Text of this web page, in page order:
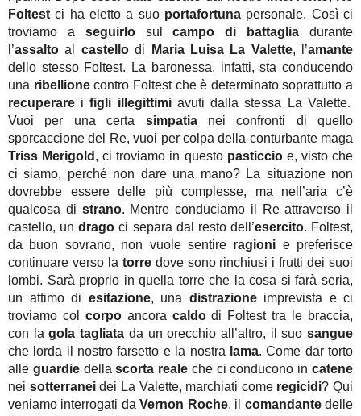
Foltest ci ha eletto a suo portafortuna personale. Così ci
troviamo a seguirlosulcampo di battaglia durante
l’assalto al castellodi Maria Luisa La Valette, l’amante
dello stesso Foltest. La baronessa, infatti, sta conducendo
una ribellionecontro Foltest che è determinato soprattutto a
recuperare ifigli illegittimiavuti dalla stessa La Valette.
Vuoi per una certa simpatianei confronti di quello
sporcaccione del Re, vuoi per colpa della conturbante maga
Triss Merigold , ci troviamo in questo pasticcioe, visto che
ci siamo, perché non dare una mano? La situazione non
dovrebbe essere delle più complesse, ma nell’aria c’è
qualcosa di strano. Mentre conduciamo il Re attraverso il
castello, undrago ci separa dal resto dell’esercito. Foltest,
da buon sovrano, non vuole sentire ragioni e preferisce
continuare verso la torredove sono rinchiusi i frutti dei suoi
lombi. Sarà proprio in quella torre che la cosa si farà seria,
un attimo di esitazione, una distrazioneimprevista e ci
troviamo col corpoancora caldodi Foltest tra le braccia,
con la gola tagliata da un orecchio all’altro, il suosangue
che lorda il nostro farsetto e la nostra lama. Come dar torto
alle guardiedellascorta reale che ci conducono incatene
nei sotterraneidei La Valette, marchiati come regicidi? Qui
veniamo interrogati daVernon Roche, il comandantedelle